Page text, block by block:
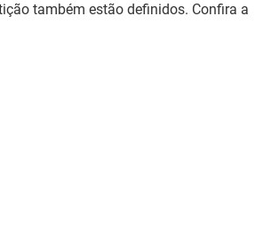
também estão definidos. Confira a